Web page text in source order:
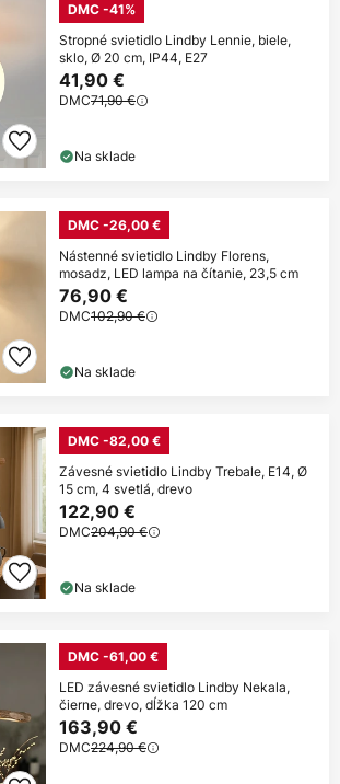
DMC -41%
Stropné svietidlo Lindby Lennie, biele,
sklo, Ø 20 cm, IP44, E27
41,90 €
DMC71,90 €
Na sklade
DMC -26,00 €
Nástenné svietidlo Lindby Florens,
mosadz, LED lampa na čítanie, 23,5 cm
76,90 €
DMC102,90 €
Na sklade
DMC -82,00 €
Závesné svietidlo Lindby Trebale, E14, Ø
15 cm, 4 svetlá, drevo
122,90 €
DMC204,90 €
Na sklade
DMC -61,00 €
LED závesné svietidlo Lindby Nekala,
čierne, drevo, dĺžka 120 cm
163,90 €
DMC224,90 €